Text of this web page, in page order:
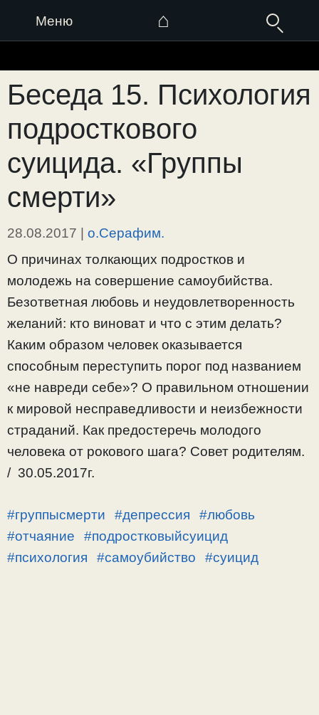
Меню ⌂
к
содержимому
Беседа 15. Психология
подросткового
суицида. «Группы
смерти»
28.08.2017 | о.Серафим.
О причинах толкающих подростков и
молодежь на совершение самоубийства.
Безответная любовь и неудовлетворенность
желаний: кто виноват и что с этим делать?
Каким образом человек оказывается
способным переступить порог под названием
«не навреди себе»? О правильном отношении
к мировой несправедливости и неизбежности
страданий. Как предостеречь молодого
человека от рокового шага? Совет родителям.
/ 30.05.2017г.
#группысмерти #депрессия
#любовь
#отчаяние
#подростковыйсуицид
#психология
#самоубийство #суицид